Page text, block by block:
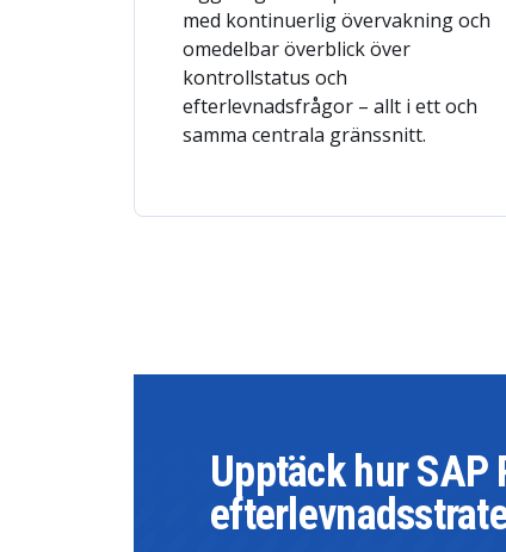
med kontinuerlig övervakning och
omedelbar överblick över
kontrollstatus och
efterlevnadsfrågor – allt i ett och
samma centrala gränssnitt.
Upptäck hur SAP